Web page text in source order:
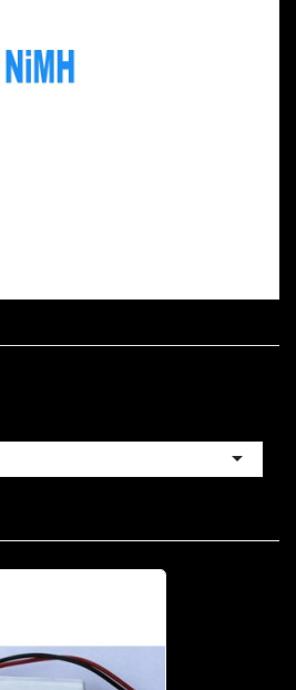
